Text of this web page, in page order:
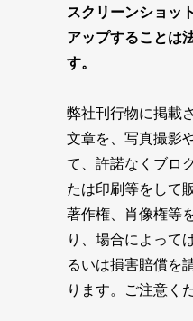
スクリーンショッ
アップすることは
す。
弊社刊行物に掲載
文章を、写真撮影
て、許諾なくブロ
たは印刷等をして
著作権、肖像権等
り、場合によって
るいは損害賠償を
ります。ご注意く